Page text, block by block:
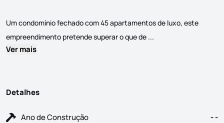
Um condomínio fechado com 45 apartamentos de luxo, este
empreendimento pretende superar o que de ...
Ver mais
Detalhes
Ano de Construção
- -